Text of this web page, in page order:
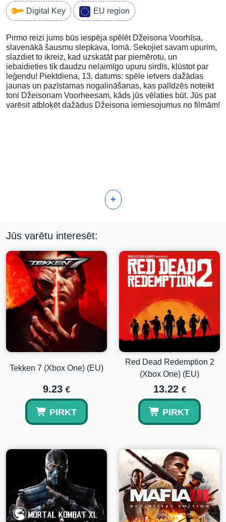
Digital Key EU region
Pirmo reizi jums būs iespēja spēlēt Džeisona Voorhīsa,
slavenākā šausmu slepkava, lomā. Sekojiet savam upurim,
slazdiet to ikreiz, kad uzskatāt par piemērotu, un
iebaidieties tik daudzu nelaimīgo upuru sirdīs, kļūstot par
leģendu! Piektdiena, 13. datums: spēle ietvers dažādas
jaunas un pazīstamas nogalināšanas, kas palīdzēs noteikt
toni Džeisonam Voorheesam, kāds jūs vēlaties būt. Jūs pat
varēsit atbloķēt dažādus Džeisona iemiesojumus no filmām!
+
Jūs varētu interesēt:
Tekken 7 (Xbox One) (EU)
9.23 €
PIRKT
Red Dead Redemption 2
(Xbox One) (EU)
13.22 €
PIRKT